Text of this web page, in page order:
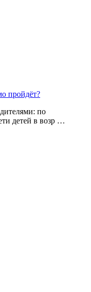
пройдёт?
по
детей в возр …